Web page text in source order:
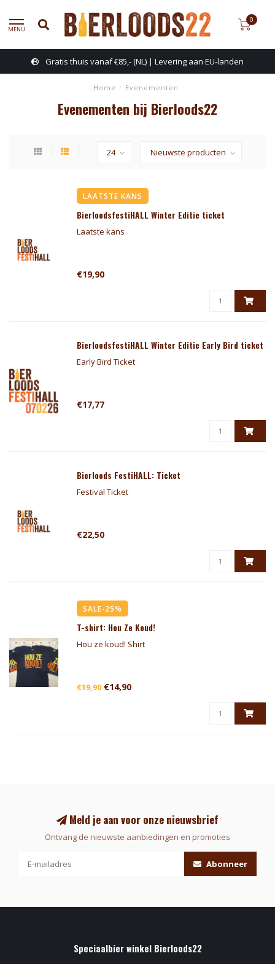
MENU
0
Gratis thuis vanaf €85,- (NL) | Levering aan EU-landen
Home / Evenementen
Evenementen bij Bierloods22
LAATSTE KANS
BierloodsfestiHALL Winter Editie ticket
Laatste kans
€19,90
BierloodsfestiHALL Winter Editie Early Bird ticket
Early Bird Ticket
€17,77
Bierloods FestiHALL: Ticket
Festival Ticket
€22,50
SALE-25%
T-shirt: Hou Ze Koud!
Hou ze koud! Shirt
€19,90 €14,90
Meld je aan voor onze nieuwsbrief
Ontvang de nieuwste aanbiedingen en promoties
Abonneer
Speciaalbier winkel Bierloods22